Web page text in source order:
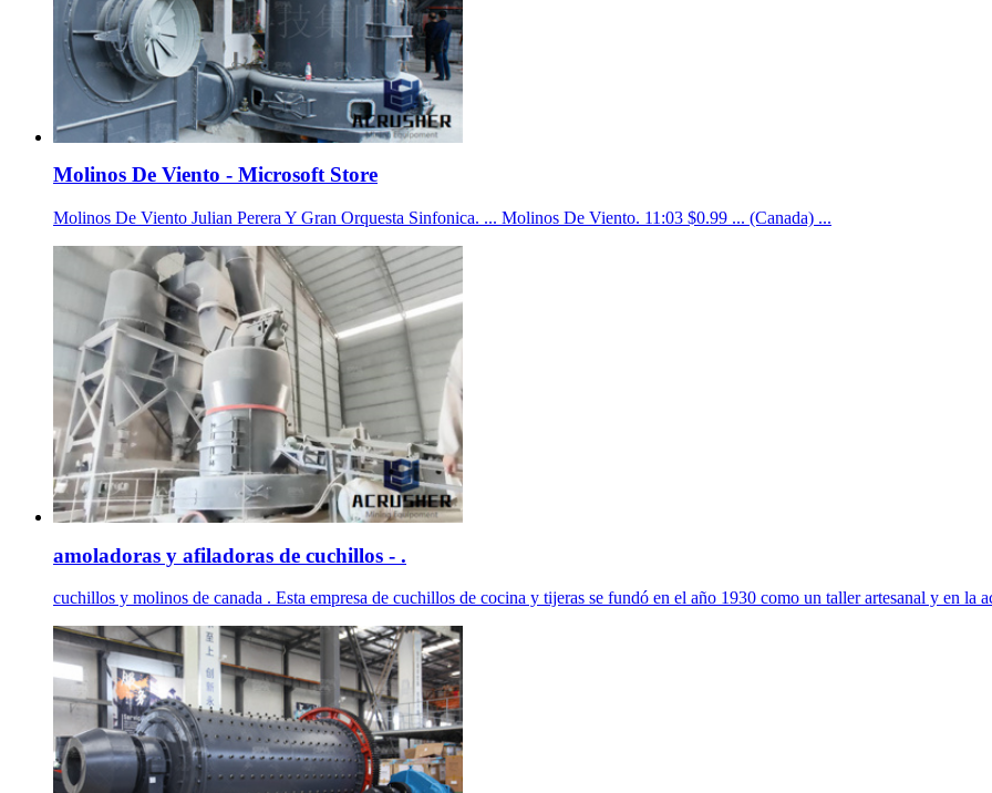
Molinos De Viento - Microsoft Store
Molinos De Viento Julian Perera Y Gran Orquesta Sinfonica. ... Molinos De Viento. 11:03 $0.99 ... (Canada)‎ ...
amoladoras y afiladoras de cuchillos - .
cuchillos y molinos de canada . Esta empresa de cuchillos de cocina y tijeras se fundó en el año 1930 como un taller artesanal y en la